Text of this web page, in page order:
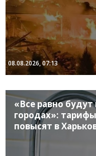
08.08.2026, 07:13
«Все равно
городах»:
повысят в